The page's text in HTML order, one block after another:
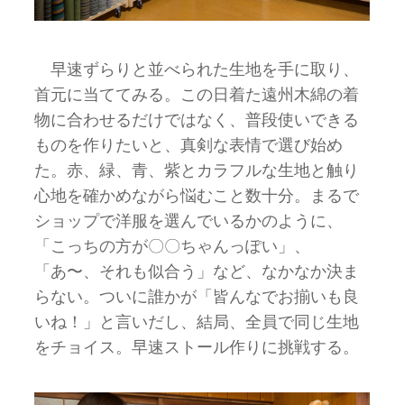
早速ずらりと並べられた生地を手に取り、
首元に当ててみる。この日着た遠州木綿の着
物に合わせるだけではなく、普段使いできる
ものを作りたいと、真剣な表情で選び始め
た。赤、緑、青、紫とカラフルな生地と触り
心地を確かめながら悩むこと数十分。まるで
ショップで洋服を選んでいるかのように、
「こっちの方が〇〇ちゃんっぽい」、
「あ〜、それも似合う」など、なかなか決ま
らない。ついに誰かが「皆んなでお揃いも良
いね！」と言いだし、結局、全員で同じ生地
をチョイス。早速ストール作りに挑戦する。